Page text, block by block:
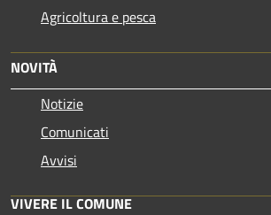
Agricoltura e pesca
NOVITÀ
Notizie
Comunicati
Avvisi
VIVERE IL COMUNE